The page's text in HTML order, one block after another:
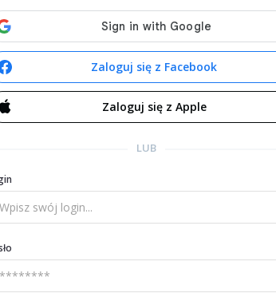
Zaloguj się z Facebook
Zaloguj się z Apple
LUB